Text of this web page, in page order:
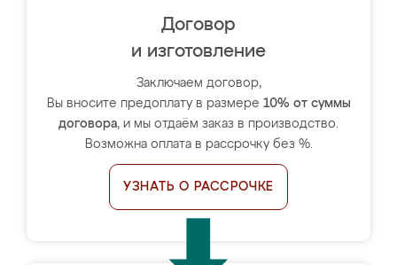
Договор
и изготовление
Заключаем договор,
Вы вносите предоплату в размере 10% от суммы
договора, и мы отдаём заказ в производство.
Возможна оплата в рассрочку без %.
УЗНАТЬ О РАССРОЧКЕ